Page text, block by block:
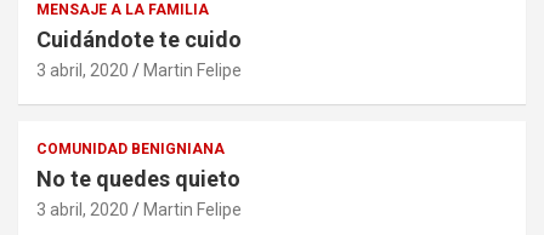
MENSAJE A LA FAMILIA
Cuidándote te cuido
3 abril, 2020 Martin Felipe
COMUNIDAD BENIGNIANA
No te quedes quieto
3 abril, 2020 Martin Felipe